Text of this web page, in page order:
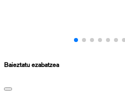
Baieztatu ezabatzea